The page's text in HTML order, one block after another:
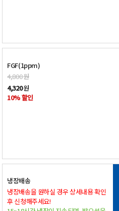
FGF(1ppm)
4,800원
4,320원
10% 할인
냉장배송
냉장배송을 원하실 경우 상세내용 확인
후 신청해주세요!